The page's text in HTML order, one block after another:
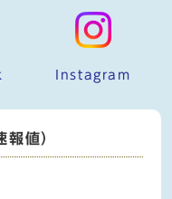
Instagram
報値）